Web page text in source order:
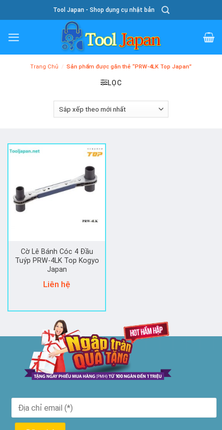
To
Content
Tool Japan - Shop dụng cụ nhật bản
Trang Chủ / Sản phẩm được gắn thẻ “PRW-4LK Top Japan”
LỌC
Cờ Lê Bánh Cóc 4 Đầu
Tuýp PRW-4LK Top Kogyo
Japan
Liên hệ